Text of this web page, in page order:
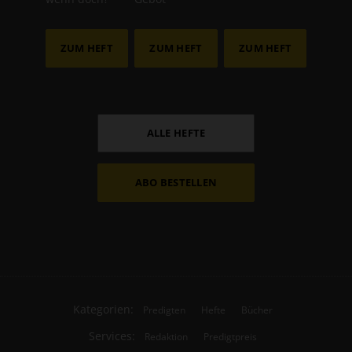
ZUM HEFT ZUM HEFT ZUM HEFT
ALLE HEFTE
ABO BESTELLEN
Kategorien: Predigten Hefte Bücher
Services: Redaktion
Predigtpreis